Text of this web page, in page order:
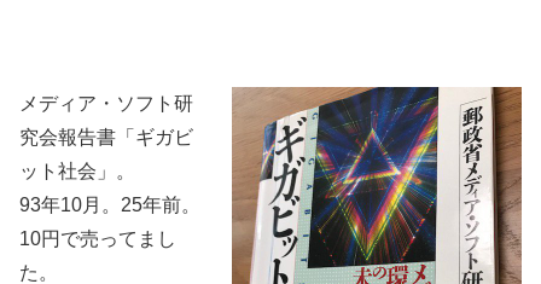
メディア・ソフト研
究会報告書「ギガビ
ット社会」。
93年10月。25年前。
10円で売ってまし
た。